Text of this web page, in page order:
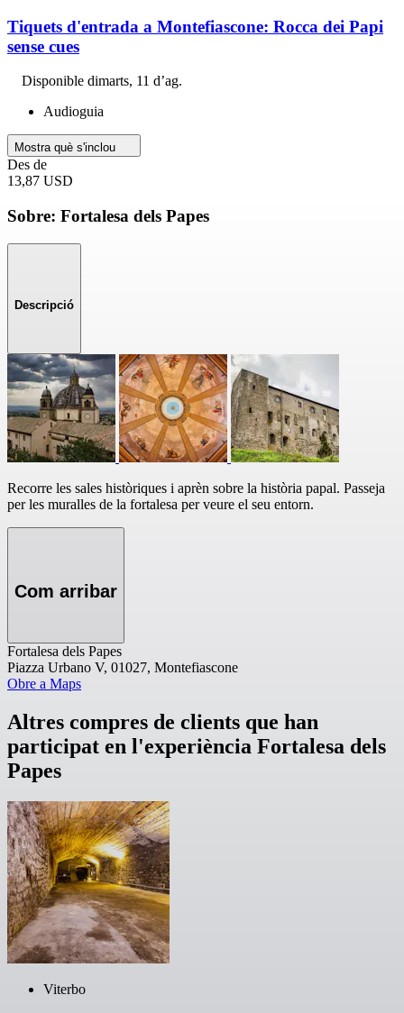
Tiquets d'entrada a Montefiascone: Rocca dei Papi
sense cues
Disponible dimarts, 11 d’ag.
Audioguia
Mostra què s'inclou
Des de
13,87 USD
Sobre: Fortalesa dels Papes
Descripció
Recorre les sales històriques i aprèn sobre la història papal. Passeja
per les muralles de la fortalesa per veure el seu entorn.
Com arribar
Fortalesa dels Papes
Piazza Urbano V, 01027, Montefiascone
Obre a Maps
Altres compres de clients que han
participat en l'experiència Fortalesa dels
Papes
Viterbo